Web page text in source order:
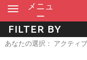
メニュ
ー
FILTER BY
あなたの選択： アクティ